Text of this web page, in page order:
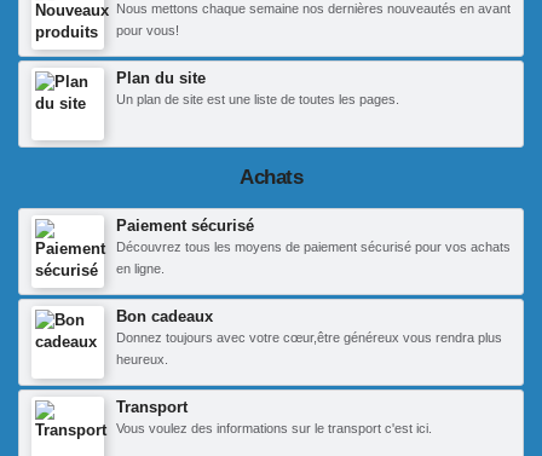
Nous mettons chaque semaine nos dernières nouveautés en avant
pour vous!
Plan du site
Un plan de site est une liste de toutes les pages.
Achats
Paiement sécurisé
Découvrez tous les moyens de paiement sécurisé pour vos achats
en ligne.
Bon cadeaux
Donnez toujours avec votre cœur,être généreux vous rendra plus
heureux.
Transport
Vous voulez des informations sur le transport c'est ici.